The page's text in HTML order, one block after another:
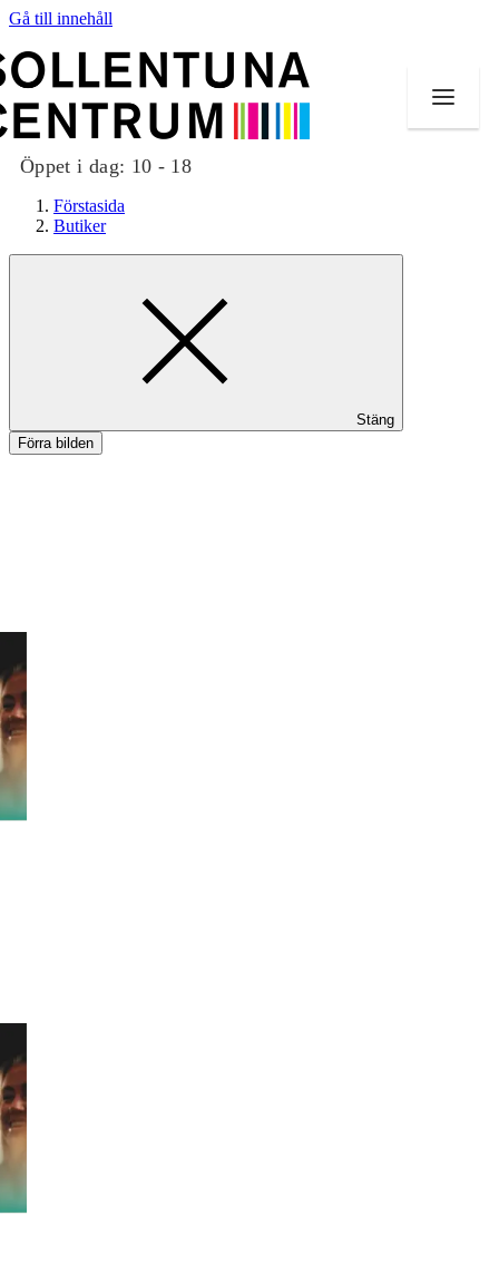
Gå till innehåll
Öppet i dag: 10 - 18
Mat och dryck
Erbjudanden
Förstasida
Butiker
Stäng
Förra bilden